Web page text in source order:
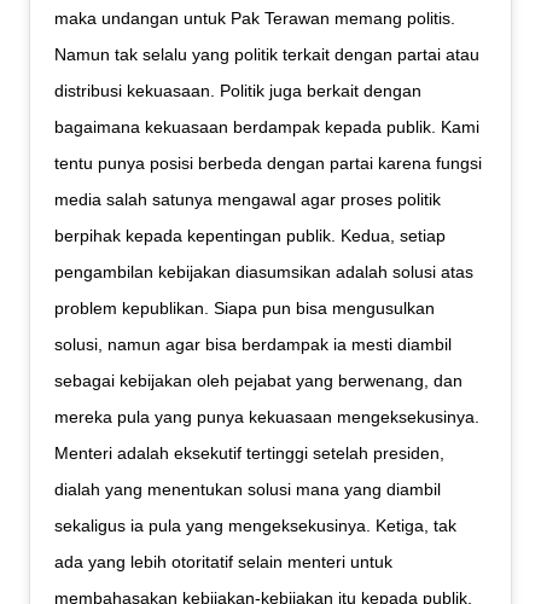
maka undangan untuk Pak Terawan memang politis.
Namun tak selalu yang politik terkait dengan partai atau
distribusi kekuasaan. Politik juga berkait dengan
bagaimana kekuasaan berdampak kepada publik. Kami
tentu punya posisi berbeda dengan partai karena fungsi
media salah satunya mengawal agar proses politik
berpihak kepada kepentingan publik. Kedua, setiap
pengambilan kebijakan diasumsikan adalah solusi atas
problem kepublikan. Siapa pun bisa mengusulkan
solusi, namun agar bisa berdampak ia mesti diambil
sebagai kebijakan oleh pejabat yang berwenang, dan
mereka pula yang punya kekuasaan mengeksekusinya.
Menteri adalah eksekutif tertinggi setelah presiden,
dialah yang menentukan solusi mana yang diambil
sekaligus ia pula yang mengeksekusinya. Ketiga, tak
ada yang lebih otoritatif selain menteri untuk
membahasakan kebijakan-kebijakan itu kepada publik,